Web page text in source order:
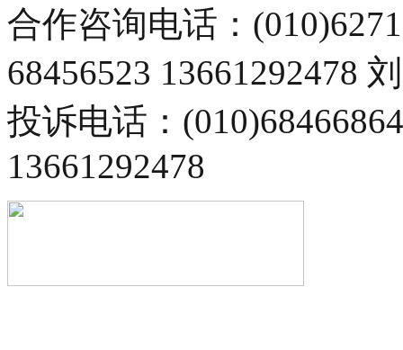
合作咨询电话：
68456523 13661292478
投诉电话：
13661292478